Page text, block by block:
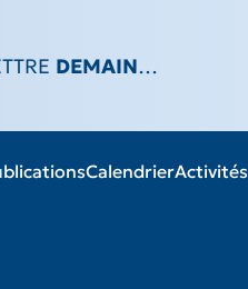
DEMAIN…
CalendrierActivités